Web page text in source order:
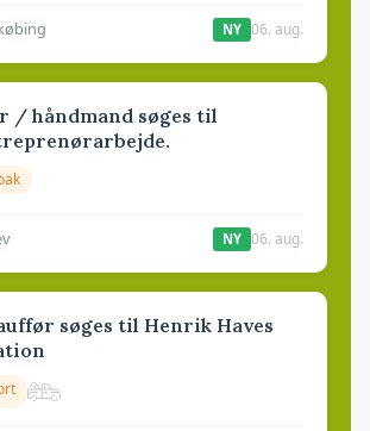
NY 06. aug.
/ håndmand søges til
NY 06. aug.
søges til Henrik Haves